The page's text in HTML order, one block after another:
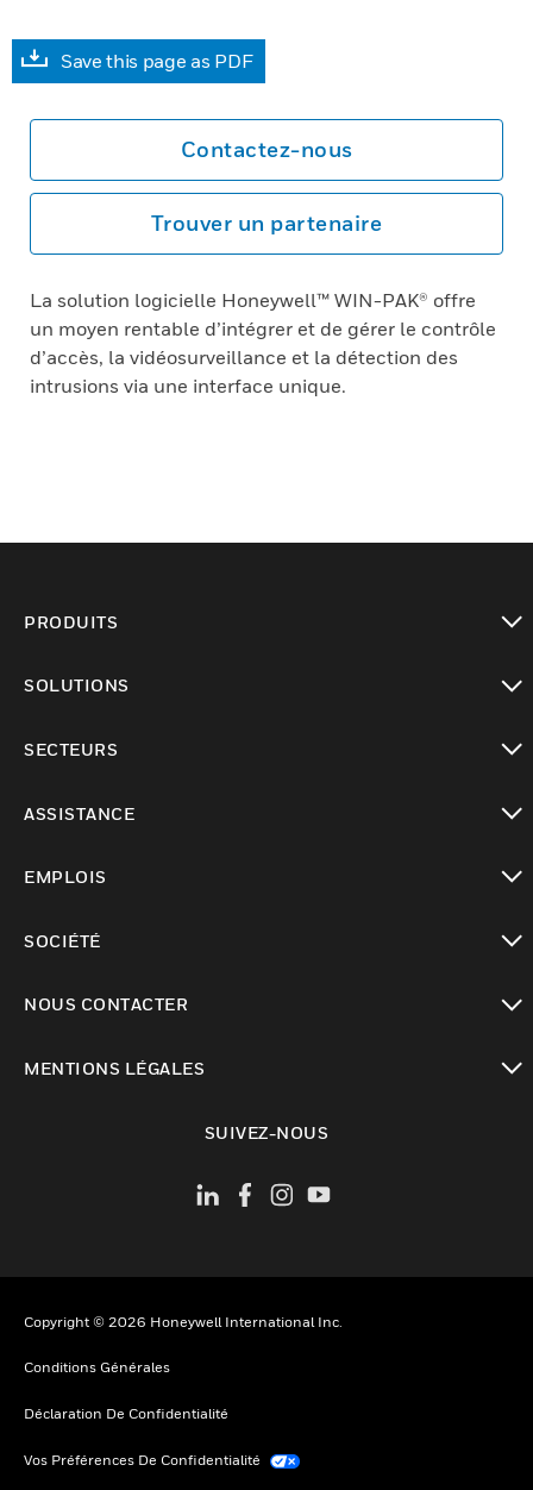
Save this page as PDF
Contactez-nous
Trouver un partenaire
La solution logicielle Honeywell™ WIN-PAK® offre
un moyen rentable d’intégrer et de gérer le contrôle
d’accès, la vidéosurveillance et la détection des
intrusions via une interface unique.
PRODUITS
SOLUTIONS
SECTEURS
ASSISTANCE
EMPLOIS
SOCIÉTÉ
NOUS CONTACTER
MENTIONS LÉGALES
SUIVEZ-NOUS
Copyright © 2026 Honeywell International Inc.
Conditions Générales
Déclaration De Confidentialité
Vos Préférences De Confidentialité